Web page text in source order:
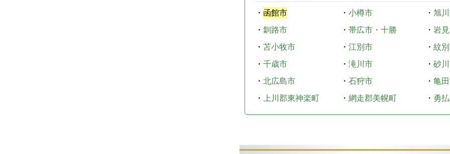
・ 函館市 ・ 小樽市 ・ 旭
・ 釧路市 ・ 帯広市・十勝 ・ 岩
・ 苫小牧市 ・ 江別市 ・ 紋
・ 千歳市 ・ 滝川市 ・ 砂
・ 北広島市 ・ 石狩市 ・ 亀
・
上川郡東神楽町 ・ 網走郡美幌町 ・ 勇